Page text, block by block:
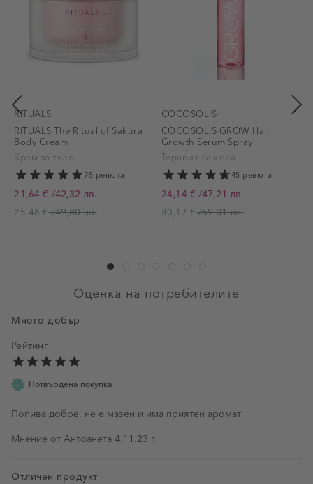
RITUALS
RITUALS The Ritual of Sakura
Body Cream
Крем за тяло
75 ревюта
Промо цена
21,64 € /42,32 лв.
25,46 €/49,80 лв.
COCOSOLIS
COCOSOLIS GROW Hair
Growth Serum Spray
Терапия за коса
45 ревюта
Промо цена
24,14 € /47,21 лв.
30,17 €/59,01 лв.
Оценка на потребителите
Много добър
Рейтинг
Потвърдена покупка
Попива добре, не е мазен и има приятен аромат
Мнение от Антоанета 4 ноември 2023 г.
4.11.23 г.
Отличен продукт